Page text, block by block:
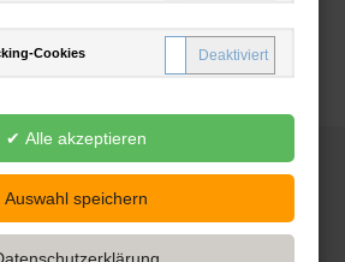
Cookies
ist ein Angebot der
mbH